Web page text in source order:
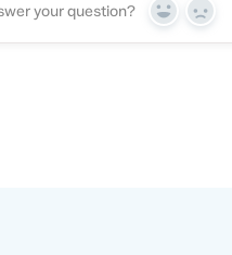
your question?
Yes No